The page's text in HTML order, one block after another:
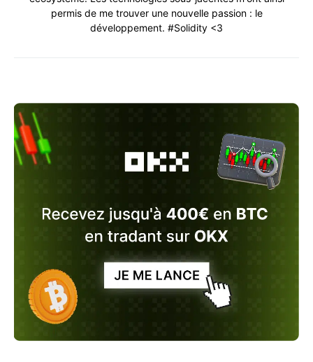
permis de me trouver une nouvelle passion : le
développement. #Solidity <3